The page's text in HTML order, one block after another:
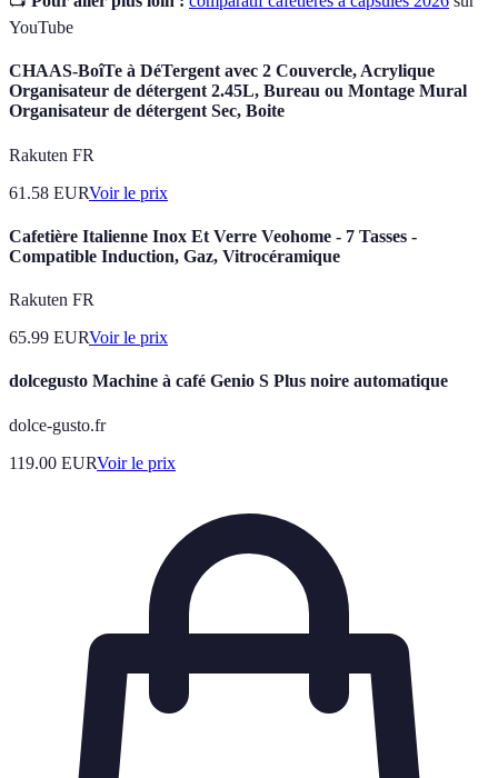
YouTube
CHAAS-BoîTe à DéTergent avec 2 Couvercle, Acrylique
Organisateur de détergent 2.45L, Bureau ou Montage Mural
Organisateur de détergent Sec, Boite
Rakuten FR
61.58 EURVoir le prix
Cafetière Italienne Inox Et Verre Veohome - 7 Tasses -
Compatible Induction, Gaz, Vitrocéramique
Rakuten FR
65.99 EURVoir le prix
dolcegusto Machine à café Genio S Plus noire automatique
dolce-gusto.fr
119.00 EURVoir le prix